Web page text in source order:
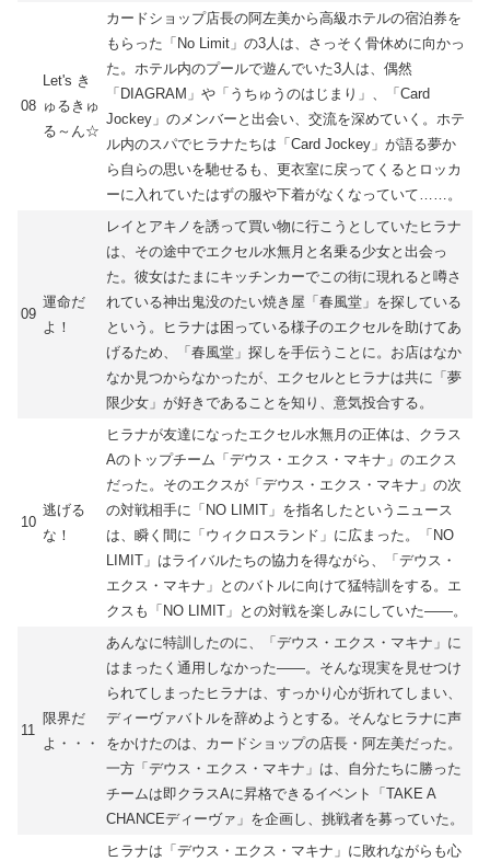
08
Let's き
ゅるきゅ
る～ん☆
カードショップ店長の阿左美から高級ホテルの宿泊券を
もらった「No Limit」の3人は、さっそく骨休めに向かっ
た。ホテル内のプールで遊んでいた3人は、偶然
「DIAGRAM」や「うちゅうのはじまり」、「Card
Jockey」のメンバーと出会い、交流を深めていく。ホテ
ル内のスパでヒラナたちは「Card Jockey」が語る夢か
ら自らの思いを馳せるも、更衣室に戻ってくるとロッカ
ーに入れていたはずの服や下着がなくなっていて……。
09
運命だ
よ！
レイとアキノを誘って買い物に行こうとしていたヒラナ
は、その途中でエクセル水無月と名乗る少女と出会っ
た。彼女はたまにキッチンカーでこの街に現れると噂さ
れている神出鬼没のたい焼き屋「春風堂」を探している
という。ヒラナは困っている様子のエクセルを助けてあ
げるため、「春風堂」探しを手伝うことに。お店はなか
なか見つからなかったが、エクセルとヒラナは共に「夢
限少女」が好きであることを知り、意気投合する。
10
逃げる
な！
ヒラナが友達になったエクセル水無月の正体は、クラス
Aのトップチーム「デウス・エクス・マキナ」のエクス
だった。そのエクスが「デウス・エクス・マキナ」の次
の対戦相手に「NO LIMIT」を指名したというニュース
は、瞬く間に「ウィクロスランド」に広まった。「NO
LIMIT」はライバルたちの協力を得ながら、「デウス・
エクス・マキナ」とのバトルに向けて猛特訓をする。エ
クスも「NO LIMIT」との対戦を楽しみにしていた――。
11
限界だ
よ・・・
あんなに特訓したのに、「デウス・エクス・マキナ」に
はまったく通用しなかった――。そんな現実を見せつけ
られてしまったヒラナは、すっかり心が折れてしまい、
ディーヴァバトルを辞めようとする。そんなヒラナに声
をかけたのは、カードショップの店長・阿左美だった。
一方「デウス・エクス・マキナ」は、自分たちに勝った
チームは即クラスAに昇格できるイベント「TAKE A
CHANCEディーヴァ」を企画し、挑戦者を募っていた。
ヒラナは「デウス・エクス・マキナ」に敗れながらも心